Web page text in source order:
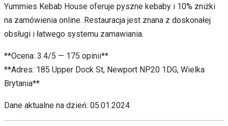
Yummies Kebab House oferuje pyszne kebaby i 10% zniżki
na zamówienia online. Restauracja jest znana z doskonałej
obsługi i łatwego systemu zamawiania.
**Ocena: 3.4/5 — 175 opinii**
**Adres: 185 Upper Dock St, Newport NP20 1DG, Wielka
Brytania**
Dane aktualne na dzień: 05.01.2024